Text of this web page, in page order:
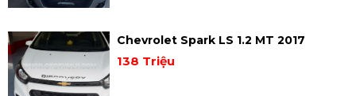
Chevrolet Spark LS 1.2 MT 2017
138 Triệu